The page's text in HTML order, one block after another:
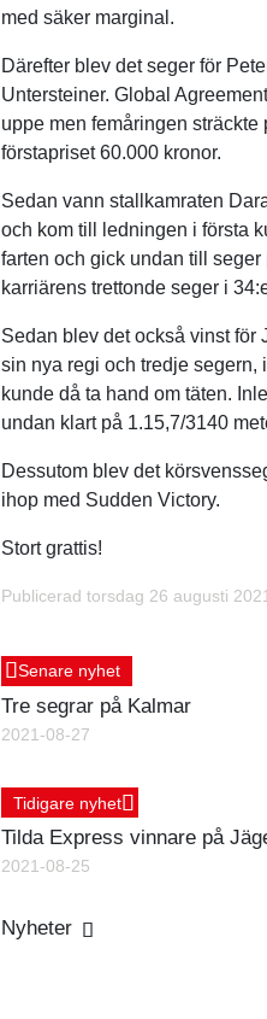
med säker marginal.
Därefter blev det seger för
Untersteiner. Global
uppe men femåringen
förstapriset 60.000 kronor.
Sedan vann stallkamraten
och kom till ledningen i första
farten och gick undan till
karriärens trettonde seger i
Sedan blev det också vinst för
sin nya regi och tredje segern,
kunde då ta hand om täten.
undan klart på 1.15,7/3140
Dessutom blev det
ihop med Sudden Victory.
Stort grattis!
Publicerad torsdag 26 augusti
Senare nyhet
Tre segrar på Kalmar
2021-08-27
Tidigare nyhet
Tilda Express vinnare på
2021-08-25
Nyheter